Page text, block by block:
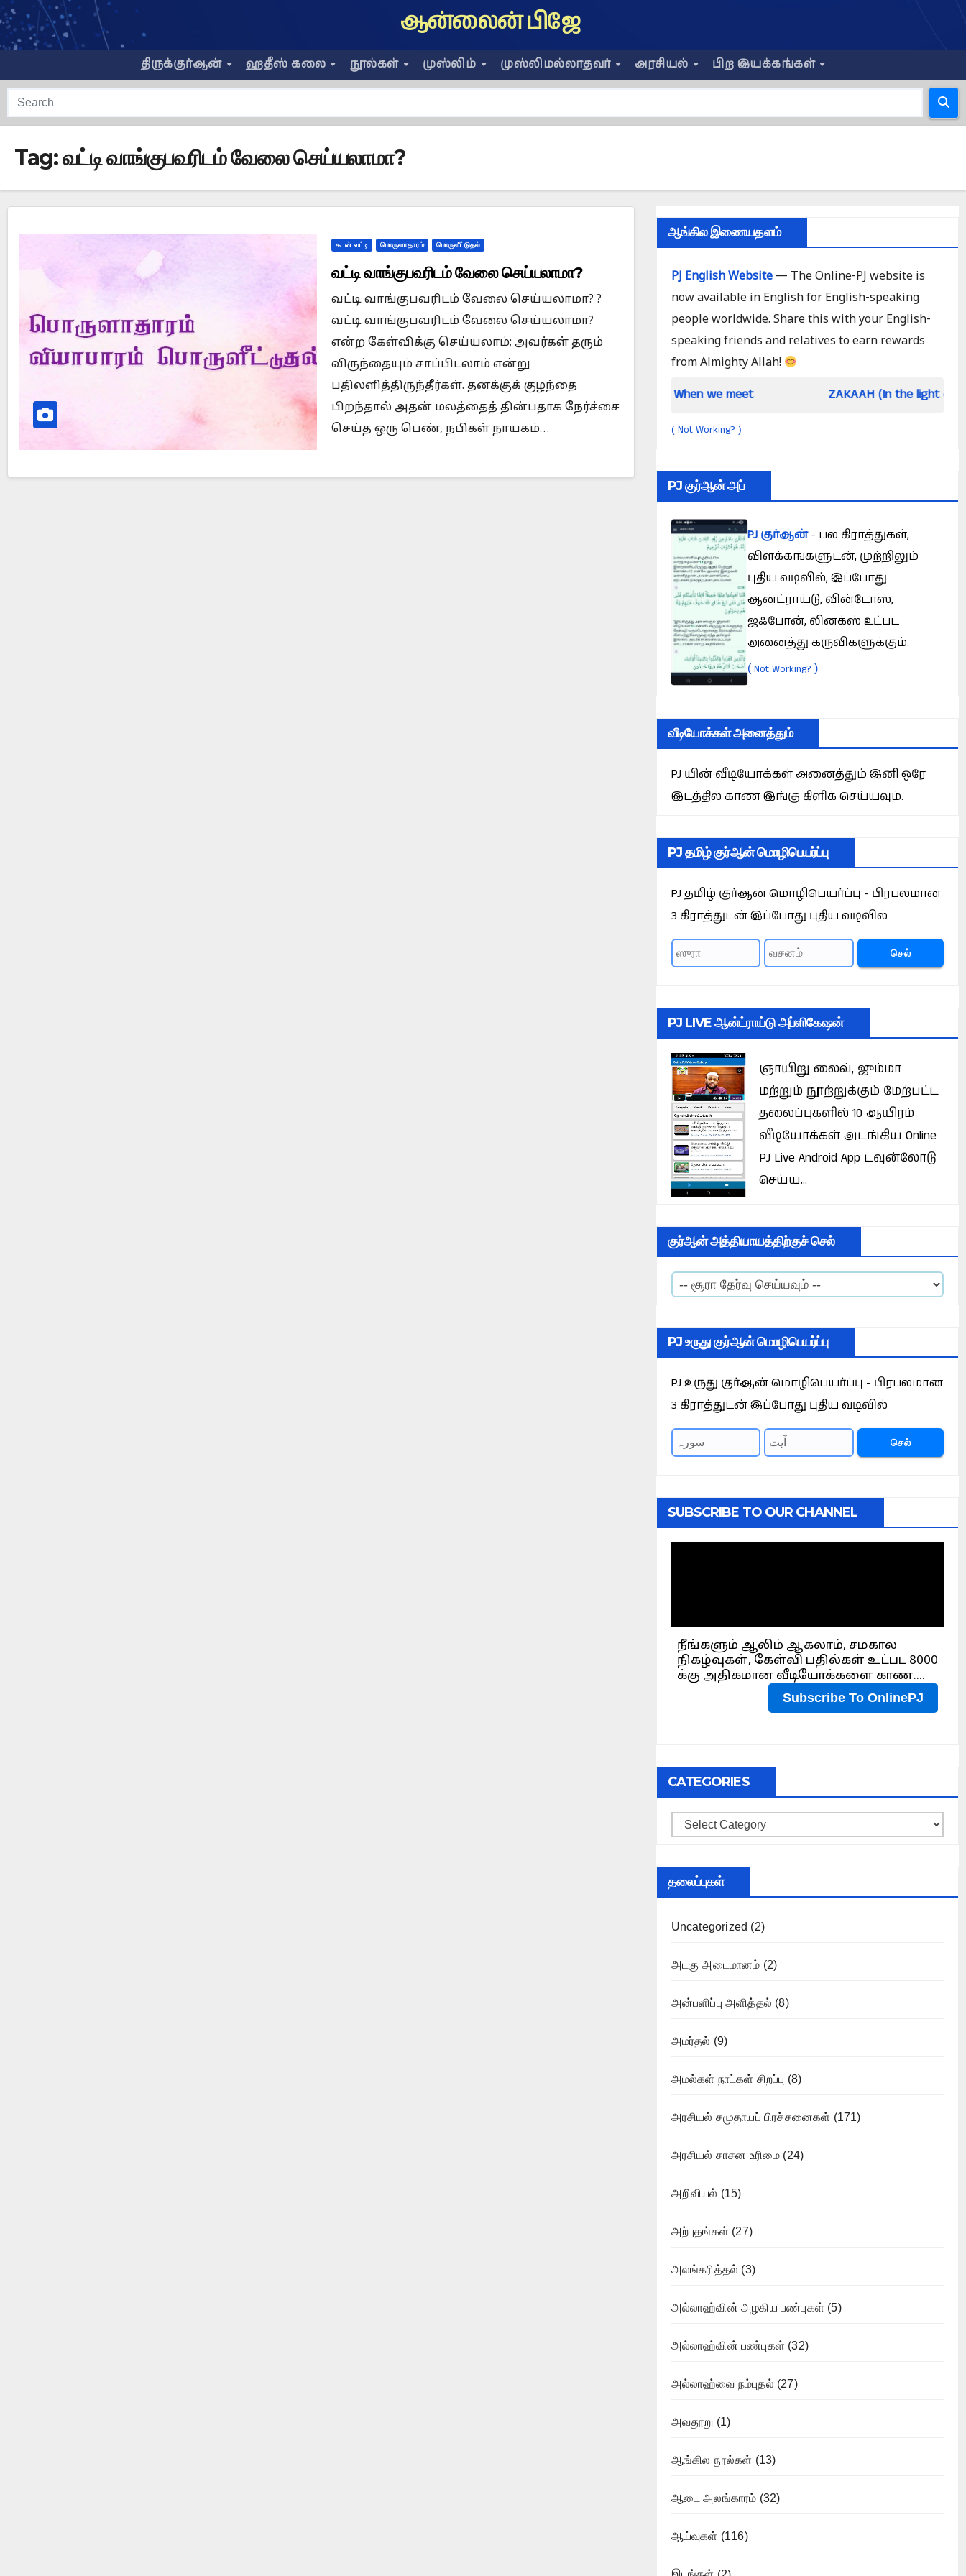
Skip
to
content
ஆன்லைன் பிஜே
திருக்குர்ஆன் ஹதீஸ் கலை நூல்கள் முஸ்லிம் முஸ்லிமல்லாதவர் அரசியல் பிற இயக்கங்கள்
Tag:வட்டி வாங்குபவரிடம் வேலை செய்யலாமா?
கடன் வட்டி பொருளாதாரம் பொருளீட்டுதல்
வட்டி வாங்குபவரிடம் வேலை செய்யலாமா?
வட்டி வாங்குபவரிடம் வேலை செய்யலாமா? ?
வட்டி வாங்குபவரிடம் வேலை செய்யலாமா?
என்ற கேள்விக்கு செய்யலாம்; அவர்கள் தரும்
விருந்தையும் சாப்பிடலாம் என்று
பதிலளித்திருந்தீர்கள். தனக்குக் குழந்தை
பிறந்தால் அதன் மலத்தைத் தின்பதாக நேர்ச்சை
செய்த ஒரு பெண், நபிகள் நாயகம்…
ஆங்கில இணையதளம்
PJ English Website— The Online-PJ website is
now available in English for English-speaking
people worldwide. Share this with your English-
speaking friends and relatives to earn rewards
from Almighty Allah!
Is Prophet Muhammad superior to Jesus? When we meet ZAKAAH (In the light of Qur an and
( Not Working? )
PJ குர்ஆன் அப்
PJ குர்ஆன்- பல கிராத்துகள்,
விளக்கங்களுடன், முற்றிலும்
புதிய வடிவில், இப்போது
ஆன்ட்ராய்டு, வின்டோஸ்,
ஜஃபோன், லினக்ஸ் உட்பட
அனைத்து கருவிகளுக்கும்.
( Not Working? )
வீடியோக்கள் அனைத்தும்
PJ யின் வீடியோக்கள் அனைத்தும் இனி ஒரே
இடத்தில் காண இங்கு கிளிக் செய்யவும்.
PJ தமிழ் குர்ஆன் மொழிபெயர்ப்பு
PJ தமிழ் குர்ஆன் மொழிபெயர்ப்பு - பிரபலமான
3 கிராத்துடன் இப்போது புதிய வடிவில்
செல்
PJ LIVE ஆன்ட்ராய்டு அப்ளிகேஷன்
ஞாயிறு லைவ், ஜும்மா
மற்றும் நூற்றுக்கும் மேற்பட்ட
தலைப்புகளில் 10 ஆயிரம்
வீடியோக்கள் அடங்கிய Online
PJ Live Android App டவுன்லோடு
செய்ய...
குர்ஆன் அத்தியாயத்திற்குச் செல்
PJ உருது குர்ஆன் மொழிபெயர்ப்பு
PJ உருது குர்ஆன் மொழிபெயர்ப்பு - பிரபலமான
3 கிராத்துடன் இப்போது புதிய வடிவில்
செல்
SUBSCRIBE TO OUR CHANNEL
CATEGORIES
Categories
தலைப்புகள்
Uncategorized (2)
அடகு அடைமானம் (2)
அன்பளிப்பு அளித்தல் (8)
அமர்தல் (9)
அமல்கள் நாட்கள் சிறப்பு (8)
அரசியல் சமுதாயப் பிரச்சனைகள் (171)
அரசியல் சாசன உரிமை (24)
அறிவியல் (15)
அற்புதங்கள் (27)
அலங்கரித்தல் (3)
அல்லாஹ்வின் அழகிய பண்புகள் (5)
அல்லாஹ்வின் பண்புகள் (32)
அல்லாஹ்வை நம்புதல் (27)
அவதூறு (1)
ஆங்கில நூல்கள் (13)
ஆடை அலங்காரம் (32)
ஆய்வுகள் (116)